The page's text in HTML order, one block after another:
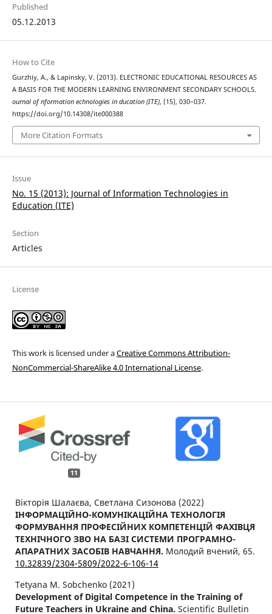
Published
05.12.2013
How to Cite
Gurzhiy, A., & Lapinsky, V. (2013). ELECTRONIC EDUCATIONAL RESOURCES AS
A BASIS FOR THE MODERN LEARNING ENVIRONMENT SECONDARY SCHOOLS.
ournal of nformation echnologies in ducation (ITE), (15), 030–037.
https://doi.org/10.14308/ite000388
More Citation Formats
Issue
No. 15 (2013): Journal of Information Technologies in
Education (ITE)
Section
Articles
License
This work is licensed under aCreative Commons Attribution-
NonCommercial-ShareAlike 4.0 International License.
11
Вікторія Шалаєва, Светлана Сизонова (2022)
ІНФОРМАЦІЙНО-КОМУНІКАЦІЙНА ТЕХНОЛОГІЯ
ФОРМУВАННЯ ПРОФЕСІЙНИХ КОМПЕТЕНЦІЙ ФАХІВЦЯ
ТЕХНІЧНОГО ЗВО НА БАЗІ СИСТЕМИ ПРОГРАМНО-
АПАРАТНИХ ЗАСОБІВ НАВЧАННЯ. Молодий вчений, 65.
10.32839/2304-5809/2022-6-106-14
Tetyana M. Sobchenko (2021)
Development of Digital Competence in the Training of
Future Teachers in Ukraine and China. Scientific Bulletin